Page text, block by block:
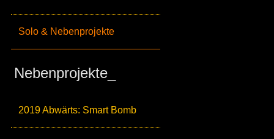
Solo & Nebenprojekte
Nebenprojekte_
2019 Abwärts: Smart Bomb